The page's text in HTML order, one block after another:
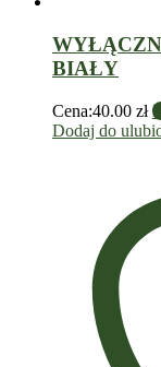
BIAŁY
Cena:40.00 zł
Dodaj do